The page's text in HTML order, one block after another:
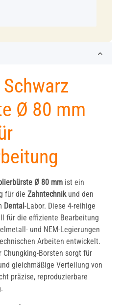
Ø 80 mm
Ø 80 mm ist ein
für die Zahntechnikund den
Dental -Labor. Diese 4-reihige
für die effiziente Bearbeitung
und NEM-Legierungen
Arbeiten entwickelt.
Borsten sorgt für
gleichmäßige Verteilung von
präzise, reproduzierbare